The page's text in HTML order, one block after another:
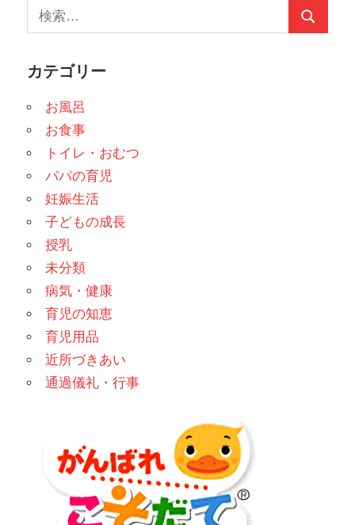
検
索:
検
カテゴリー
お風呂
お食事
トイレ・おむつ
パパの育児
妊娠生活
子どもの成長
授乳
未分類
病気・健康
育児の知恵
育児用品
近所づきあい
通過儀礼・行事